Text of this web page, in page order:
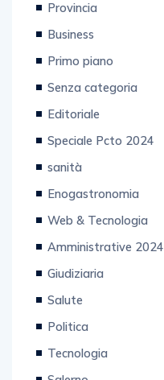
Provincia
Business
Primo piano
Senza categoria
Editoriale
Speciale Pcto 2024
sanità
Enogastronomia
Web & Tecnologia
Amministrative 2024
Giudiziaria
Salute
Politica
Tecnologia